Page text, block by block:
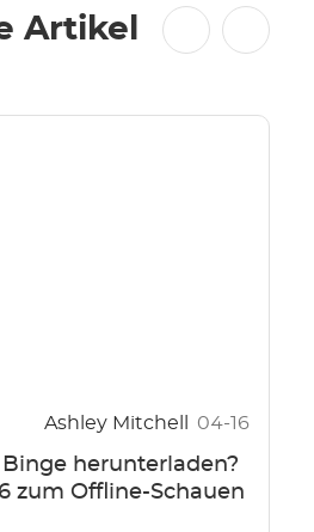
Artikel
Ashley Mitchell 04-16
herunterladen?
zum Offline-Schauen